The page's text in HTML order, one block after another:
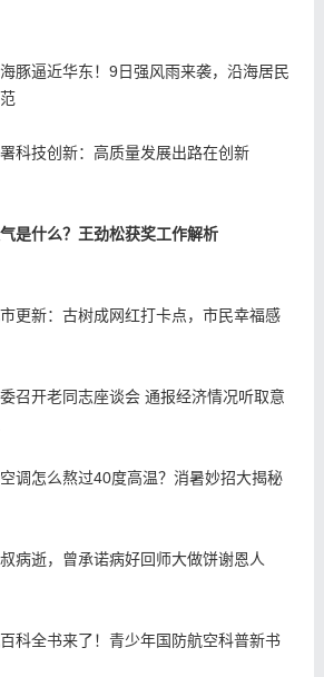
豚逼近华东！9日强风雨来袭，沿海居民
科技创新：高质量发展出路在创新
是什么？王劲松获奖工作解析
更新：古树成网红打卡点，市民幸福感
召开老同志座谈会 通报经济情况听取意
调怎么熬过40度高温？消暑妙招大揭秘
病逝，曾承诺病好回师大做饼谢恩人
科全书来了！青少年国防航空科普新书